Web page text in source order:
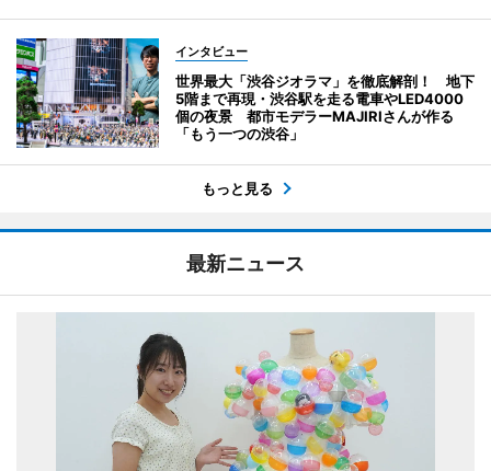
インタビュー
世界最大「渋谷ジオラマ」を徹底解剖！ 地下
5階まで再現・渋谷駅を走る電車やLED4000
個の夜景 都市モデラーMAJIRIさんが作る
「もう一つの渋谷」
もっと見る
最新ニュース